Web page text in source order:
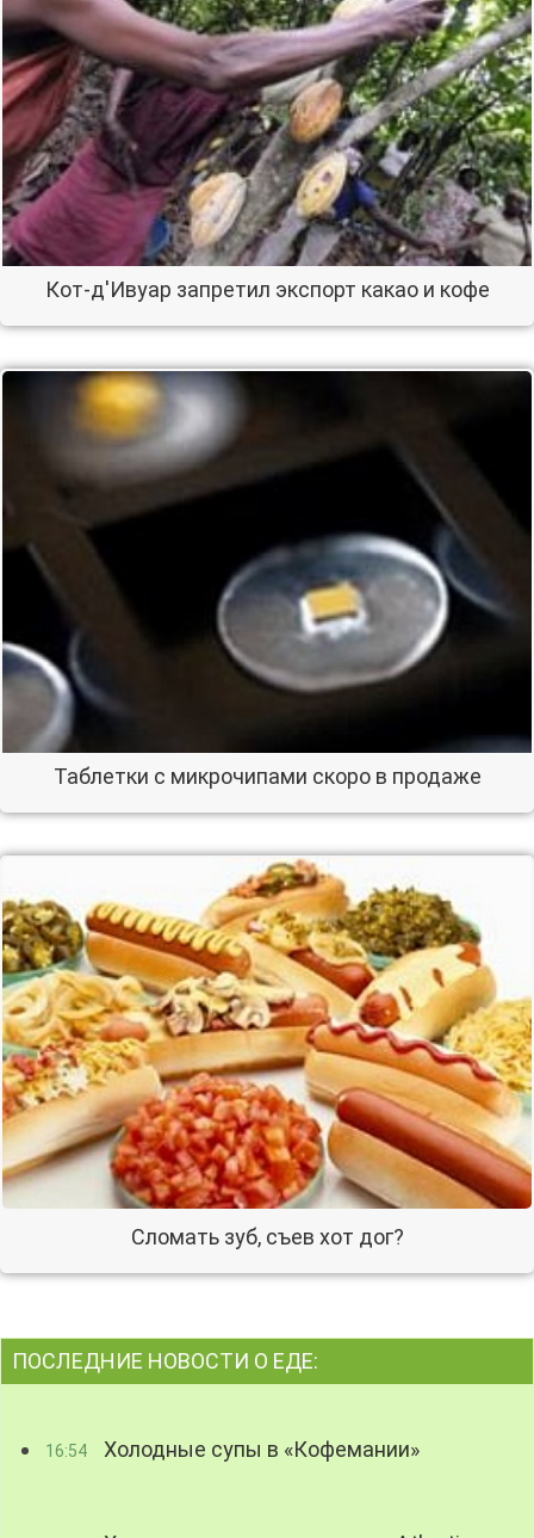
Кот-д'Ивуар запретил экспорт какао и кофе
Таблетки с микрочипами скоро в продаже
Сломать зуб, съев хот дог?
ПОСЛЕДНИЕ НОВОСТИ О ЕДЕ:
16:54 Холодные супы в «Кофемании»